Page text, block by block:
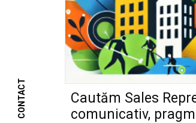
Cautăm Sales
comunicativ,
CONTACT